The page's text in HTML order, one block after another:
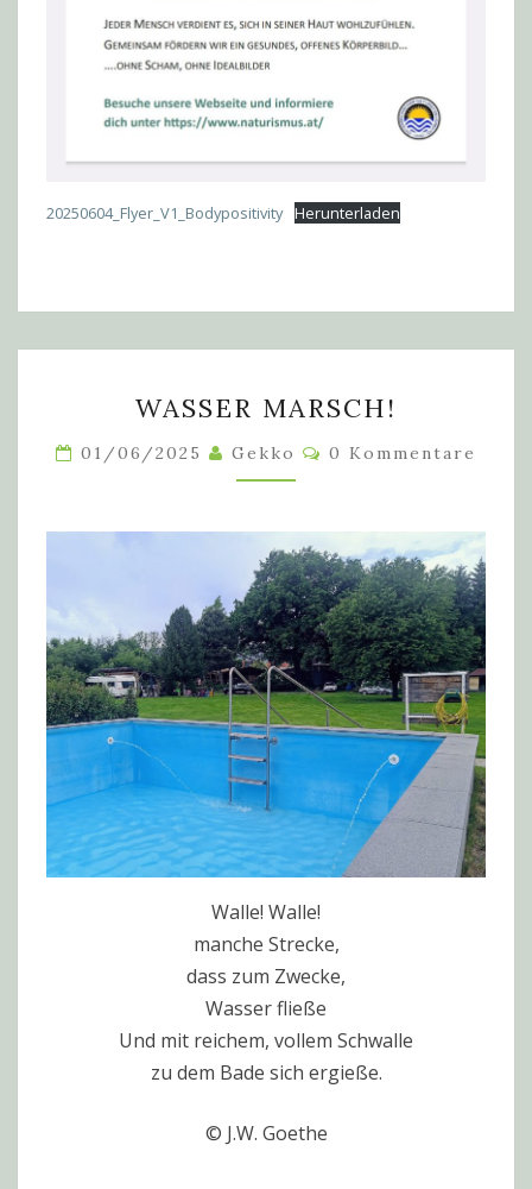
20250604_Flyer_V1_Bodypositivity Herunterladen
MARSCH!
WASSER MARSCH!
01/06/2025 Gekko Kommentare
0 Kommentare
Walle! Walle!
manche Strecke,
dass zum Zwecke,
Wasser fließe
Und mit reichem, vollem Schwalle
zu dem Bade sich ergieße.
© J.W. Goethe